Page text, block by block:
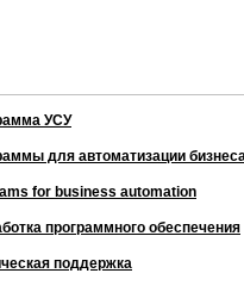
УСУ
для автоматизации бизнеса
for business automation
программного обеспечения
поддержка